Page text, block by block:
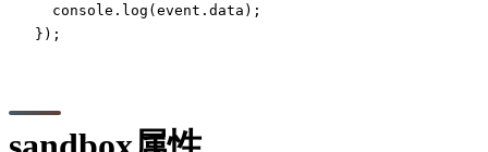
  console.log(event.data);
});